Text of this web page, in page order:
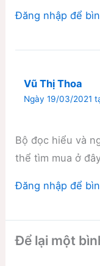
Đăng nhập để
Vũ Thị Thoa
Ngày 19/03/2021
Bộ đọc hiểu và
thể tìm mua ở
Đăng nhập để
Để lại một